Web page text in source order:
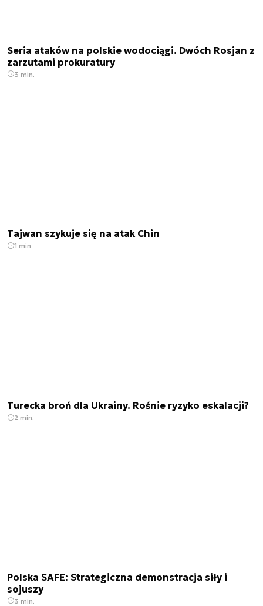
Seria ataków na polskie wodociągi. Dwóch Rosjan z
zarzutami prokuratury
3 min.
Tajwan szykuje się na atak Chin
1 min.
Turecka broń dla Ukrainy. Rośnie ryzyko eskalacji?
2 min.
Polska SAFE: Strategiczna demonstracja siły i
sojuszy
3 min.